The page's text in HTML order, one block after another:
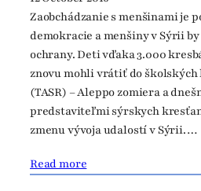
Zaobchádzanie s menšinami je
demokracie a menšiny v Sýrii
ochrany. Deti vďaka 3.000
znovu mohli vrátiť do školských
(TASR) – Aleppo zomiera a
predstaviteľmi sýrskych
zmenu vývoja udalostí v Sýrii.…
Read more